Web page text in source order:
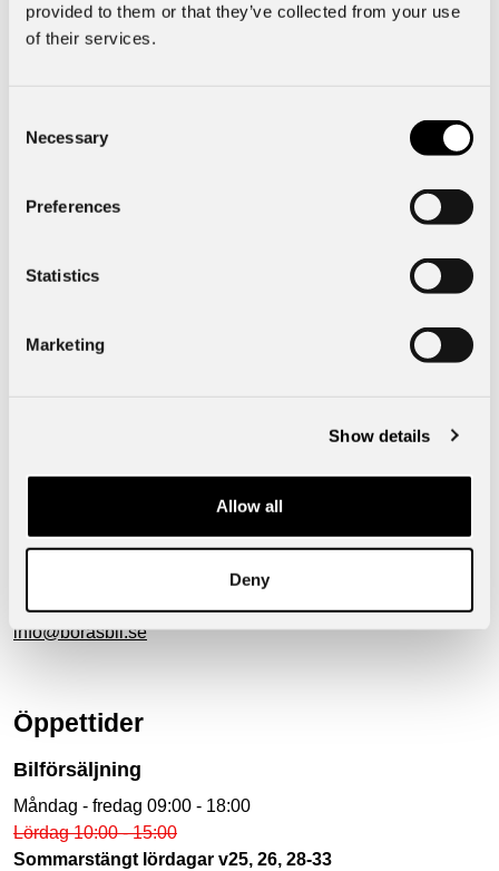
provided to them or that they’ve collected from your use
of their services.
Selection
Necessary
Preferences
Statistics
Marketing
Show details
Allow all
Deny
Basuppgifter
50750 Borås
info@borasbil.se
Öppettider
Bilförsäljning
Måndag - fredag 09:00 - 18:00
Lördag 10:00 - 15:00
Sommarstängt lördagar v25, 26, 28-33